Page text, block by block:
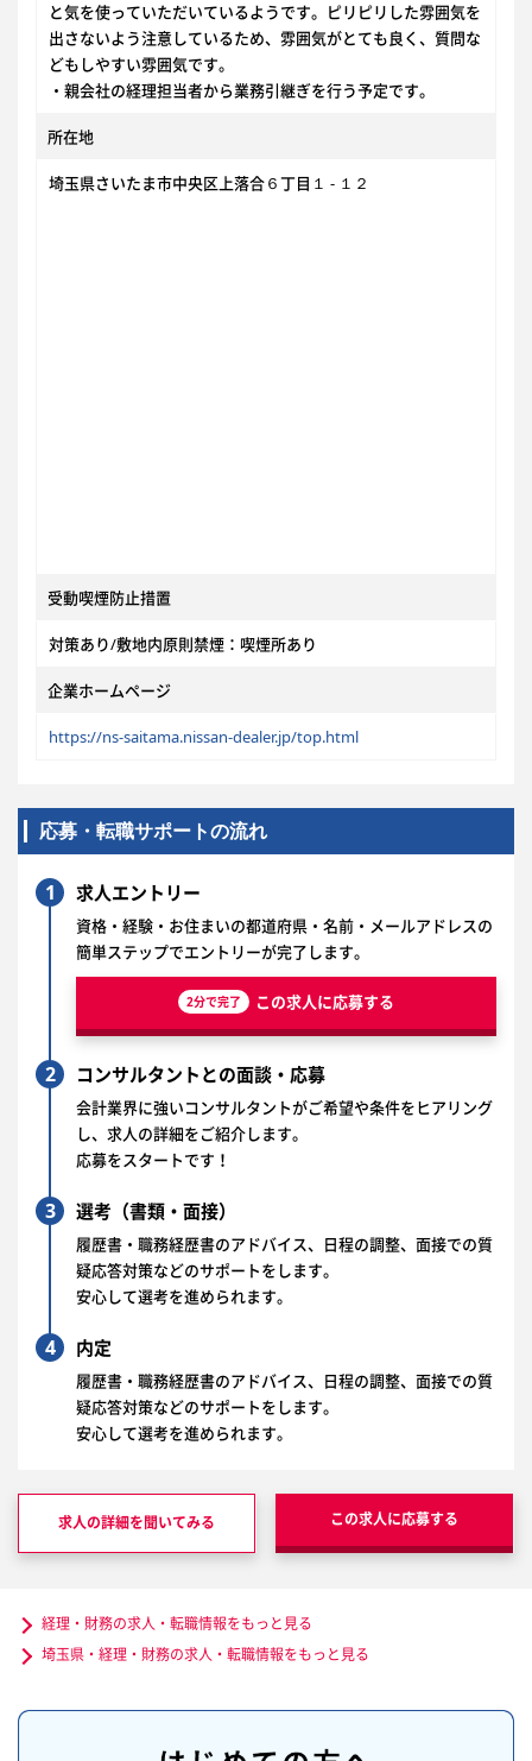
と気を使っていただいているようです。ピリピリした雰囲気を
出さないよう注意しているため、雰囲気がとても良く、質問な
どもしやすい雰囲気です。
・親会社の経理担当者から業務引継ぎを行う予定です。
所在地
埼玉県さいたま市中央区上落合６丁目１ - １２
受動喫煙防止措置
対策あり/敷地内原則禁煙：喫煙所あり
企業ホームページ
https://ns-saitama.nissan-dealer.jp/top.html
応募・転職サポートの流れ
1 求人エントリー
資格・経験・お住まいの都道府県・名前・メールアドレスの
簡単ステップでエントリーが完了します。
2分で完了 この求人に応募する
2 コンサルタントとの面談・応募
会計業界に強いコンサルタントがご希望や条件をヒアリング
し、求人の詳細をご紹介します。
応募をスタートです！
3 選考（書類・面接）
履歴書・職務経歴書のアドバイス、日程の調整、面接での質
疑応答対策などのサポートをします。
安心して選考を進められます。
4 内定
履歴書・職務経歴書のアドバイス、日程の調整、面接での質
疑応答対策などのサポートをします。
安心して選考を進められます。
求人の詳細を聞いてみる この求人に応募する
経理・財務の求人・転職情報をもっと見る
埼玉県・経理・財務の求人・転職情報をもっと見る